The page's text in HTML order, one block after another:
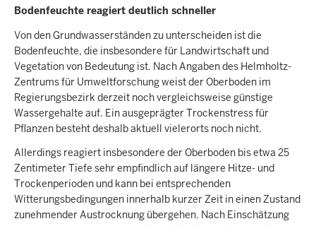
Bodenfeuchte reagiert deutlich schneller
Von den Grundwasserständen zu unterscheiden ist die
Bodenfeuchte, die insbesondere für Landwirtschaft und
Vegetation von Bedeutung ist. Nach Angaben des Helmholtz-
Zentrums für Umweltforschung weist der Oberboden im
Regierungsbezirk derzeit noch vergleichsweise günstige
Wassergehalte auf. Ein ausgeprägter Trockenstress für
Pflanzen besteht deshalb aktuell vielerorts noch nicht.
Allerdings reagiert insbesondere der Oberboden bis etwa 25
Zentimeter Tiefe sehr empfindlich auf längere Hitze- und
Trockenperioden und kann bei entsprechenden
Witterungsbedingungen innerhalb kurzer Zeit in einen Zustand
zunehmender Austrocknung übergehen. Nach Einschätzung